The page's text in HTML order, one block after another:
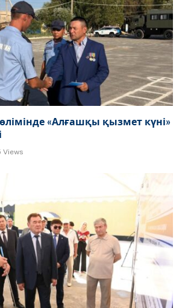
«Алғашқы қызмет күні»
Views